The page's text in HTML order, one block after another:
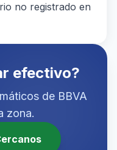
no registrado en
efectivo?
de BBVA
zona.